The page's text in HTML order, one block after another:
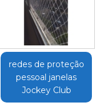
redes de proteção
pessoal janelas
Jockey Club